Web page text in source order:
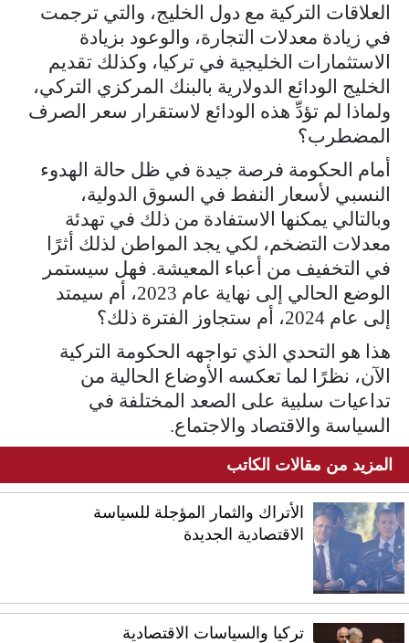
العلاقات التركية مع دول الخليج، والتي ترجمت
في زيادة معدلات التجارة، والوعود بزيادة
الاستثمارات الخليجية في تركيا، وكذلك تقديم
الخليج الودائع الدولارية بالبنك المركزي التركي،
ولماذا لم تؤدِّ هذه الودائع لاستقرار سعر الصرف
المضطرب؟
أمام الحكومة فرصة جيدة في ظل حالة الهدوء
النسبي لأسعار النفط في السوق الدولية،
وبالتالي يمكنها الاستفادة من ذلك في تهدئة
معدلات التضخم، لكي يجد المواطن لذلك أثرًا
في التخفيف من أعباء المعيشة. فهل سيستمر
الوضع الحالي إلى نهاية عام 2023، أم سيمتد
إلى عام 2024، أم ستجاوز الفترة ذلك؟
هذا هو التحدي الذي تواجهه الحكومة التركية
الآن، نظرًا لما تعكسه الأوضاع الحالية من
تداعيات سلبية على الصعد المختلفة في
السياسة والاقتصاد والاجتماع.
المزيد من مقالات الكاتب
الأتراك والثمار المؤجلة للسياسة
الاقتصادية الجديدة
تركيا والسياسات الاقتصادية